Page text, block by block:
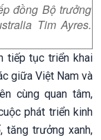
đồng Bộ trưởng
Tim Ayres.
tiếp tục triển khai
giữa Việt Nam và
cùng quan tâm,
phát triển kinh
tăng trưởng xanh,